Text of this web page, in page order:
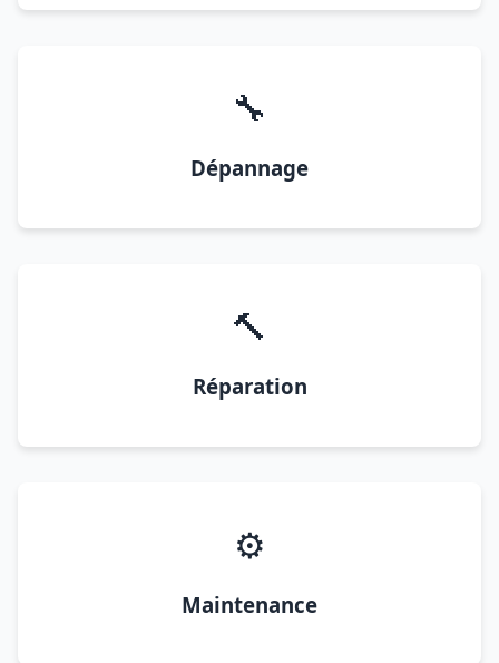
🔧
Dépannage
🔨
Réparation
⚙️
Maintenance